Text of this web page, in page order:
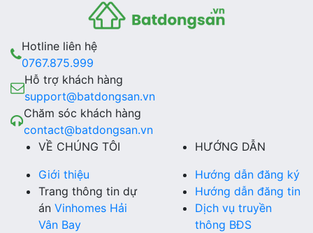
Hotline liên hệ
0767.875.999
Hỗ trợ khách hàng
support@batdongsan.vn
Chăm sóc khách hàng
contact@batdongsan.vn
VỀ CHÚNG TÔI
Giới thiệu
Trang thông tin dự
án Vinhomes Hải
Vân Bay
HƯỚNG DẪN
Hướng dẫn đăng ký
Hướng dẫn đăng tin
Dịch vụ truyền
thông BĐS